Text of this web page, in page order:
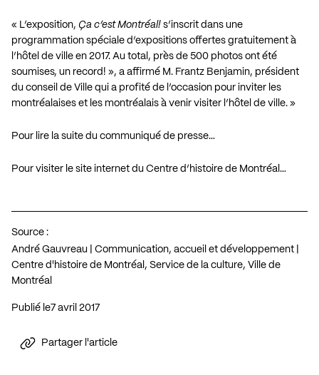
« L’exposition, Ça c’est Montréal! s’inscrit dans une
programmation spéciale d’expositions offertes gratuitement à
l’hôtel de ville en 2017. Au total, près de 500 photos ont été
soumises, un record! », a affirmé M. Frantz Benjamin, président
du conseil de Ville qui a profité de l’occasion pour inviter les
montréalaises et les montréalais à venir visiter l’hôtel de ville. »
Pour lire la suite du communiqué de presse…
Pour visiter le site internet du Centre d’histoire de Montréal…
Source :
André Gauvreau | Communication, accueil et développement |
Centre d'histoire de Montréal, Service de la culture, Ville de
Montréal
Publié le 7 avril 2017
Partager l'article